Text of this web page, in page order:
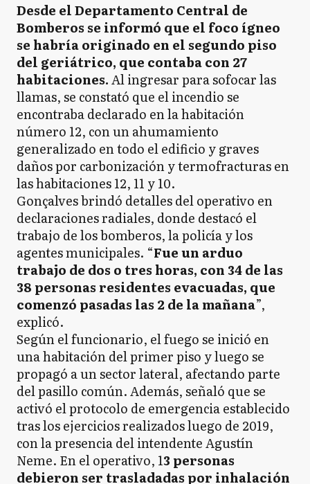
Desde el Departamento Central de
Bomberos se informó que el foco ígneo
se habría originado en el segundo piso
del geriátrico, que contaba con 27
habitaciones.Al ingresar para sofocar las
llamas, se constató que el incendio se
encontraba declarado en la habitación
número 12, con un ahumamiento
generalizado en todo el edificio y graves
daños por carbonización y termofracturas en
las habitaciones 12, 11 y 10.
Gonçalves brindó detalles del operativo en
declaraciones radiales, donde destacó el
trabajo de los bomberos, la policía y los
agentes municipales. “Fue un arduo
trabajo de dos o tres horas, con 34 de las
38 personas residentes evacuadas, que
comenzó pasadas las 2 de la mañana”,
explicó.
Según el funcionario, el fuego se inició en
una habitación del primer piso y luego se
propagó a un sector lateral, afectando parte
del pasillo común. Además, señaló que se
activó el protocolo de emergencia establecido
tras los ejercicios realizados luego de 2019,
con la presencia del intendente Agustín
Neme. En el operativo, 13 personas
debieron ser trasladadas por inhalación